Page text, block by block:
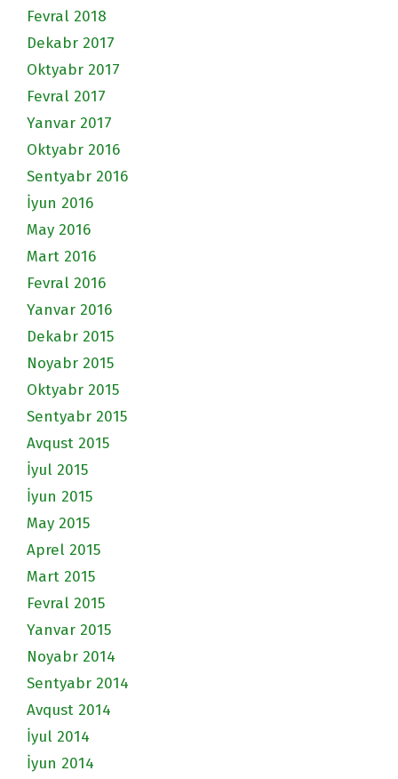
Fevral 2018
Dekabr 2017
Oktyabr 2017
Fevral 2017
Yanvar 2017
Oktyabr 2016
Sentyabr 2016
İyun 2016
May 2016
Mart 2016
Fevral 2016
Yanvar 2016
Dekabr 2015
Noyabr 2015
Oktyabr 2015
Sentyabr 2015
Avqust 2015
İyul 2015
İyun 2015
May 2015
Aprel 2015
Mart 2015
Fevral 2015
Yanvar 2015
Noyabr 2014
Sentyabr 2014
Avqust 2014
İyul 2014
İyun 2014